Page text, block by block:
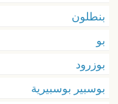
بنطلون
بو
بوزرود
بوسبير بوسبيرية